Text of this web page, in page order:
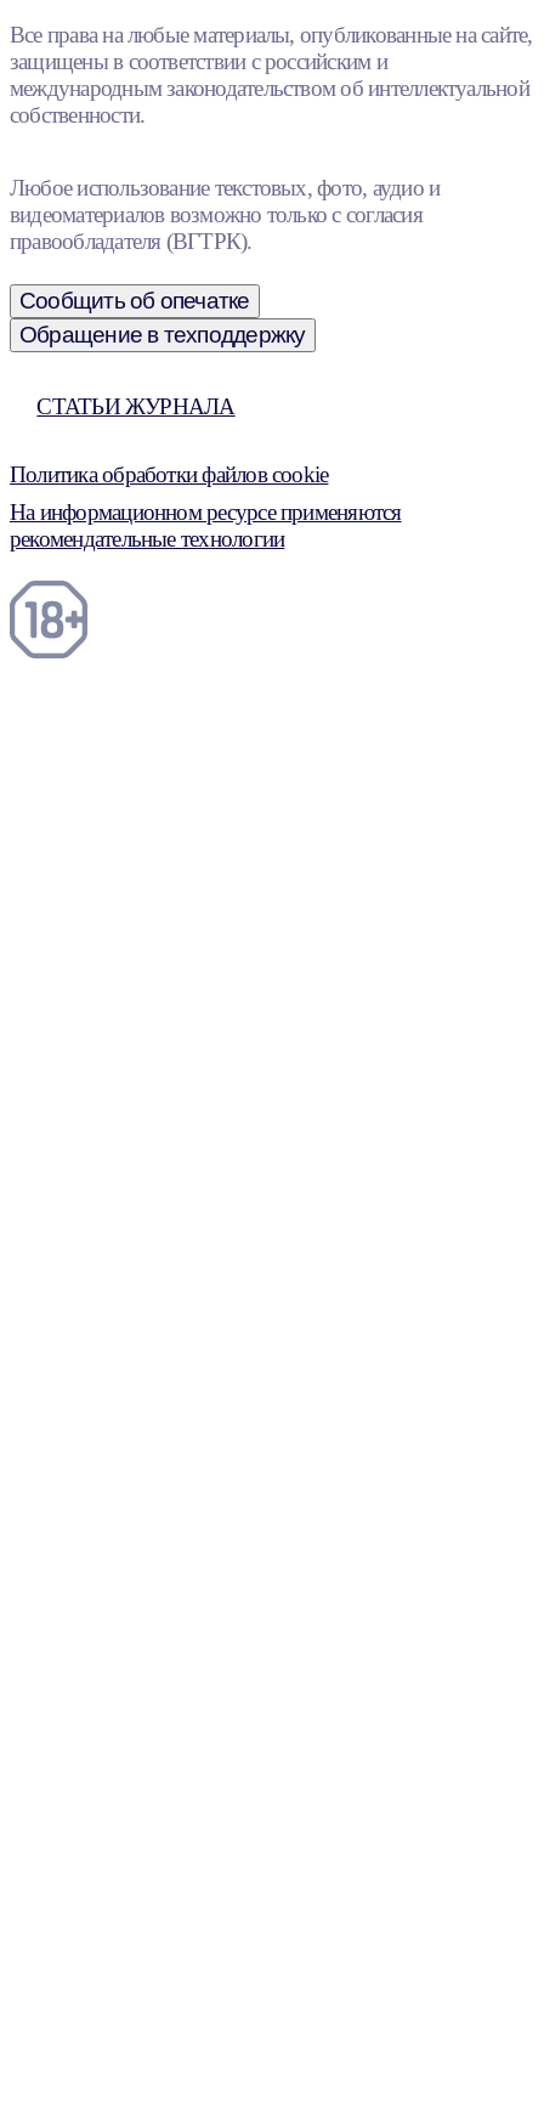
Все права на любые материалы, опубликованные на сайте,
защищены в соответствии с российским и
международным законодательством об интеллектуальной
собственности.
Любое использование текстовых, фото, аудио и
видеоматериалов возможно только с согласия
правообладателя (ВГТРК).
Сообщить об опечатке
Обращение в техподдержку
СТАТЬИ ЖУРНАЛА
Политика обработки файлов cookie
На информационном ресурсе применяются
рекомендательные технологии